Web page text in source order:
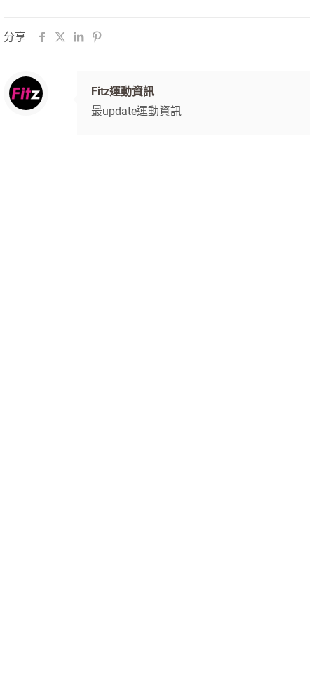
分享
Fitz運動資訊
最update運動資訊